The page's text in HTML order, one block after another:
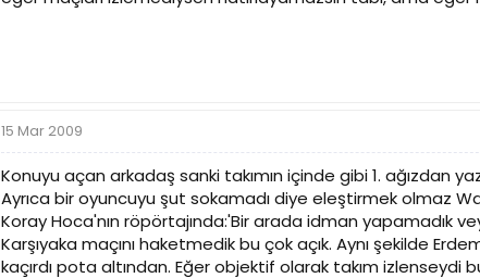
15 Mar 2009
Konuyu açan arkadaş sanki takımın içinde gibi 1. ağızdan
Ayrıca bir oyuncuyu şut sokamadı diye eleştirmek olmaz
Koray Hoca'nın röpörtajında:'Bir arada idman yapamadık
Karşıyaka maçını haketmedik bu çok açık. Aynı şekilde
kaçırdı pota altından. Eğer objektif olarak takım